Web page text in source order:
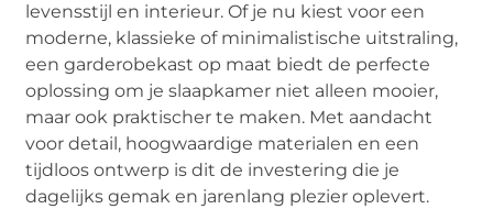
levensstijl en interieur. Of je nu kiest voor een
moderne, klassieke of minimalistische uitstraling,
een garderobekast op maat biedt de perfecte
oplossing om je slaapkamer niet alleen mooier,
maar ook praktischer te maken. Met aandacht
voor detail, hoogwaardige materialen en een
tijdloos ontwerp is dit de investering die je
dagelijks gemak en jarenlang plezier oplevert.